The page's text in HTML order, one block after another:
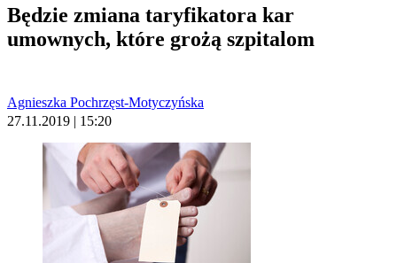
Będzie zmiana taryfikatora kar
umownych, które grożą szpitalom
Agnieszka Pochrzęst-Motyczyńska
27.11.2019 | 15:20